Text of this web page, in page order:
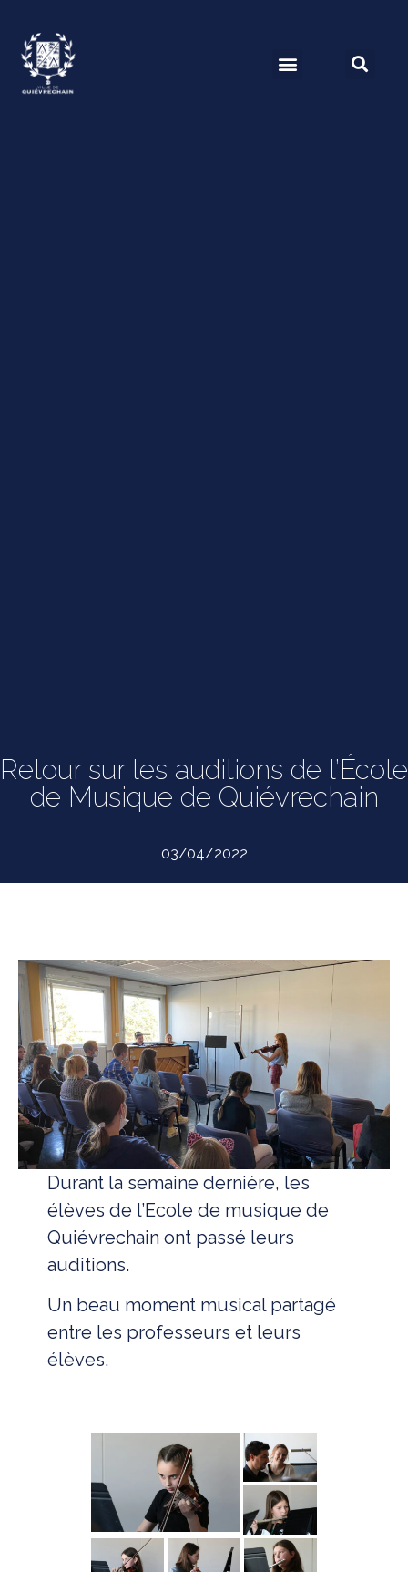
Retour sur les auditions de l’École
de Musique de Quiévrechain
03/04/2022
Durant la semaine dernière, les
élèves de l’Ecole de musique de
Quiévrechain ont passé leurs
auditions.
Un beau moment musical partagé
entre les professeurs et leurs
élèves.